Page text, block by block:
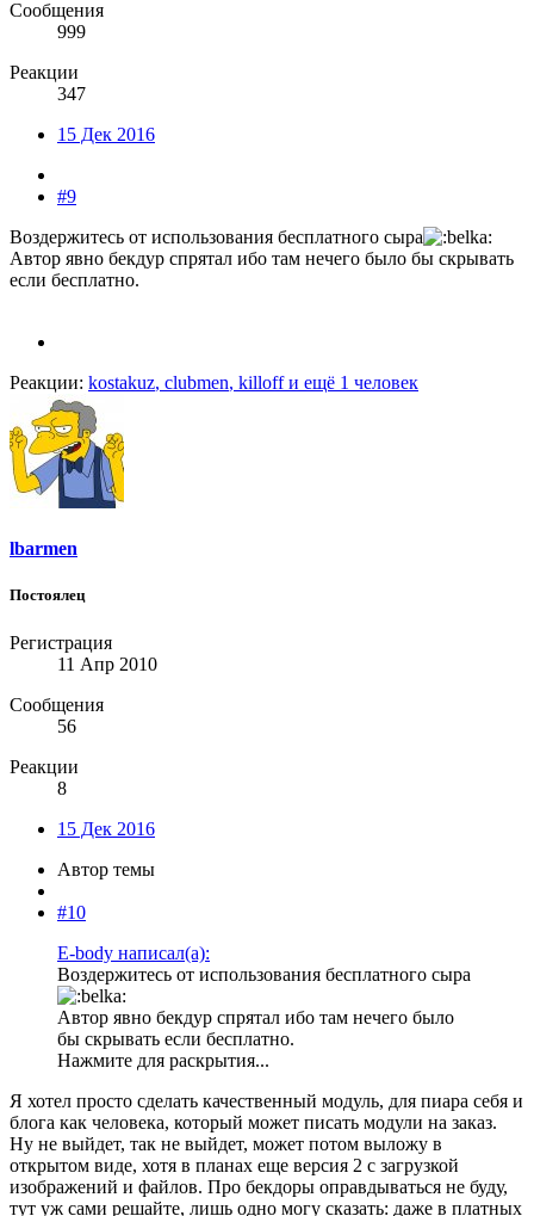
Сообщения
999
Реакции
347
15 Дек 2016
#9
Воздержитесь от использования бесплатного сыра
Автор явно бекдур спрятал ибо там нечего было бы скрывать
если бесплатно.
Реакции: kostakuz, clubmen, killoffи ещё 1 человек
lbarmen
Постоялец
Регистрация
11 Апр 2010
Сообщения
56
Реакции
8
15 Дек 2016
Автор темы
#10
E-body написал(а):
Воздержитесь от использования бесплатного сыра
Автор явно бекдур спрятал ибо там нечего было
бы скрывать если бесплатно.
Нажмите для раскрытия...
Я хотел просто сделать качественный модуль, для пиара себя и
блога как человека, который может писать модули на заказ.
Ну не выйдет, так не выйдет, может потом выложу в
открытом виде, хотя в планах еще версия 2 с загрузкой
изображений и файлов. Про бекдоры оправдываться не буду,
тут уж сами решайте, лишь одно могу сказать: даже в платных